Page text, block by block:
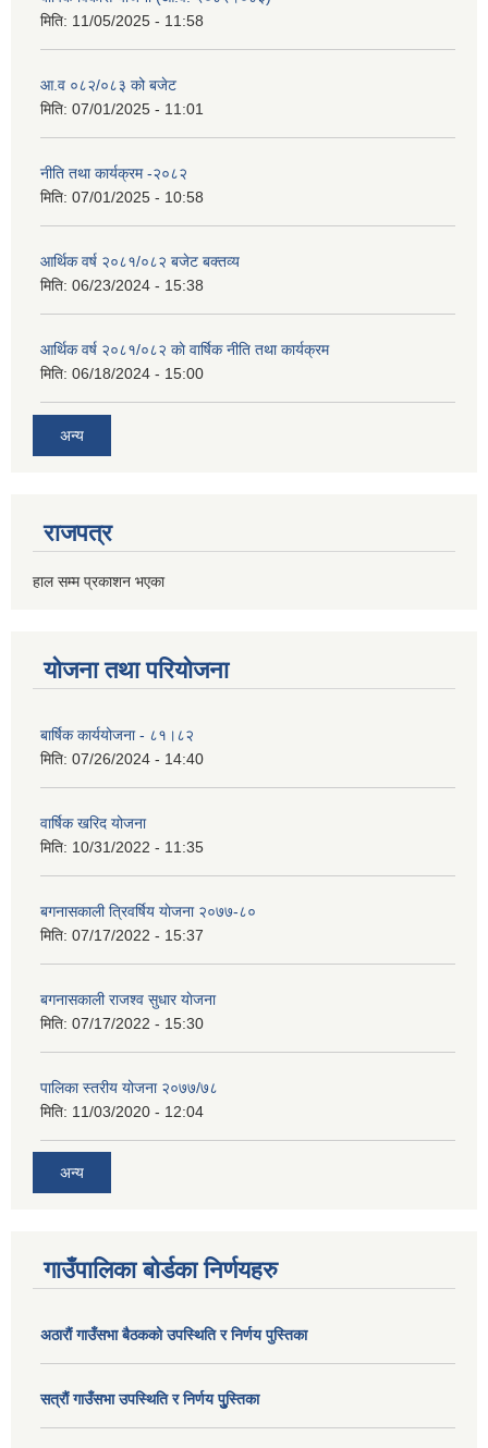
मिति: 11/05/2025 - 11:58
आ.व ०८२/०८३ को बजेट
मिति: 07/01/2025 - 11:01
नीति तथा कार्यक्रम -२०८२
मिति: 07/01/2025 - 10:58
आर्थिक वर्ष २०८१/०८२ बजेट बक्तव्य
मिति: 06/23/2024 - 15:38
आर्थिक वर्ष २०८१/०८२ काे वार्षिक नीति तथा कार्यक्रम
मिति: 06/18/2024 - 15:00
अन्य
राजपत्र
हाल सम्म प्रकाशन भएका
योजना तथा परियोजना
बार्षिक कार्ययोजना - ८१।८२
मिति: 07/26/2024 - 14:40
वार्षिक खरिद योजना
मिति: 10/31/2022 - 11:35
बगनासकाली त्रिवर्षिय याेजना २०७७-८०
मिति: 07/17/2022 - 15:37
बगनासकाली राजश्व सुधार याेजना
मिति: 07/17/2022 - 15:30
पालिका स्तरीय योजना २०७७/७८
मिति: 11/03/2020 - 12:04
अन्य
गाउँपालिका बोर्डका निर्णयहरु
अठाराैं गाउँसभा बैठकको उपस्थिति र निर्णय पुस्तिका
सत्राैं गाउँसभा उपस्थिति र निर्णय पुु्स्तिका